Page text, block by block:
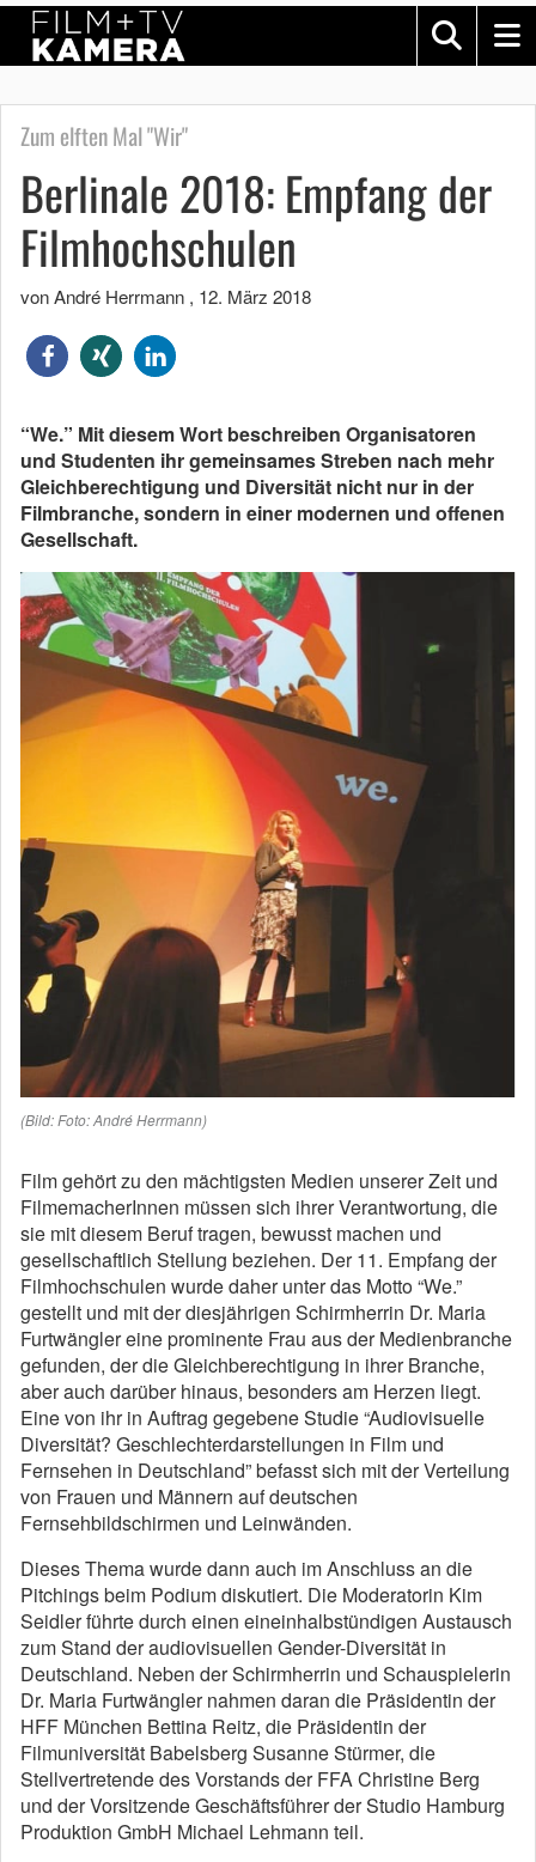
Zum elften Mal "Wir"
Berlinale 2018: Empfang der
Filmhochschulen
von André Herrmann , 12. März 2018
“We.” Mit diesem Wort beschreiben Organisatoren
und Studenten ihr gemeinsames Streben nach mehr
Gleichberechtigung und Diversität nicht nur in der
Filmbranche, sondern in einer modernen und offenen
Gesellschaft.
(Bild: Foto: André Herrmann)
Film gehört zu den mächtigsten Medien unserer Zeit und
FilmemacherInnen müssen sich ihrer Verantwortung, die
sie mit diesem Beruf tragen, bewusst machen und
gesellschaftlich Stellung beziehen. Der 11. Empfang der
Filmhochschulen wurde daher unter das Motto “We.”
gestellt und mit der diesjährigen Schirmherrin Dr. Maria
Furtwängler eine prominente Frau aus der Medienbranche
gefunden, der die Gleichberechtigung in ihrer Branche,
aber auch darüber hinaus, besonders am Herzen liegt.
Eine von ihr in Auftrag gegebene Studie “Audiovisuelle
Diversität? Geschlechterdarstellungen in Film und
Fernsehen in Deutschland” befasst sich mit der Verteilung
von Frauen und Männern auf deutschen
Fernsehbildschirmen und Leinwänden.
Dieses Thema wurde dann auch im Anschluss an die
Pitchings beim Podium diskutiert. Die Moderatorin Kim
Seidler führte durch einen eineinhalbstündigen Austausch
zum Stand der audiovisuellen Gender-Diversität in
Deutschland. Neben der Schirmherrin und Schauspielerin
Dr. Maria Furtwängler nahmen daran die Präsidentin der
HFF München Bettina Reitz, die Präsidentin der
Filmuniversität Babelsberg Susanne Stürmer, die
Stellvertretende des Vorstands der FFA Christine Berg
und der Vorsitzende Geschäftsführer der Studio Hamburg
Produktion GmbH Michael Lehmann teil.